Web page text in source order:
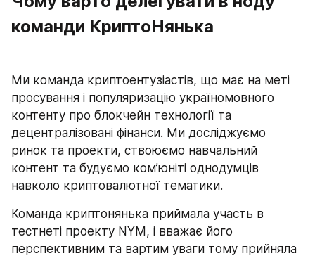
команди КриптоНянька
Ми команда криптоентузіастів, що має на меті
просування і популяризацію україномовного
контенту про блокчейн технології та
децентралізовані фінанси. Ми досліджуємо
ринок та проекти, ствоюємо навчальний
контент та будуємо ком’юніті однодумців
навколо криптовалютної тематики.
Команда криптонянька приймала участь в
тестнеті проекту NYM, і вважає його
перспективним та вартим уваги тому прийняла